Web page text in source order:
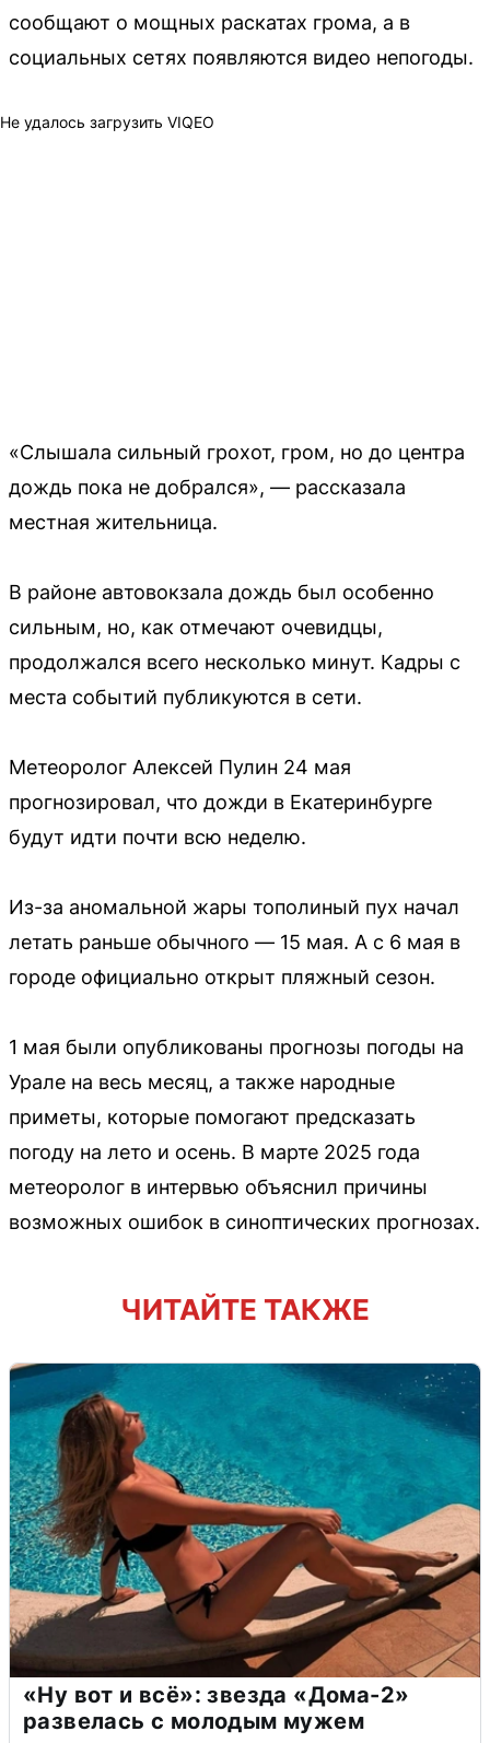
сообщают о мощных раскатах грома, а в
социальных сетях появляются видео непогоды.
Не удалось загрузить VIQEO
«Слышала сильный грохот, гром, но до центра
дождь пока не добрался», — рассказала
местная жительница.
В районе автовокзала дождь был особенно
сильным, но, как отмечают очевидцы,
продолжался всего несколько минут. Кадры с
места событий публикуются в сети.
Метеоролог Алексей Пулин 24 мая
прогнозировал, что дожди в Екатеринбурге
будут идти почти всю неделю.
Из-за аномальной жары тополиный пух начал
летать раньше обычного — 15 мая. А с 6 мая в
городе официально открыт пляжный сезон.
1 мая были опубликованы прогнозы погоды на
Урале на весь месяц, а также народные
приметы, которые помогают предсказать
погоду на лето и осень. В марте 2025 года
метеоролог в интервью объяснил причины
возможных ошибок в синоптических прогнозах.
ЧИТАЙТЕ ТАКЖЕ
«Ну вот и всё»: звезда «Дома-2»
развелась с молодым мужем